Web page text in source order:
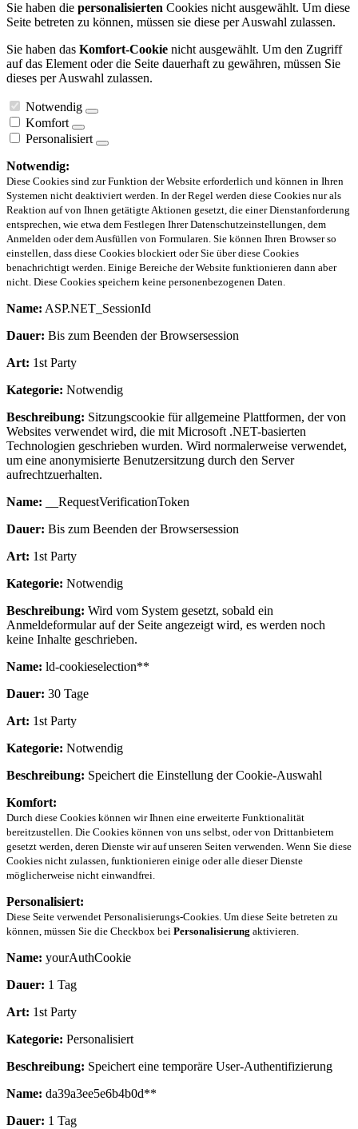
Sie haben die personalisierten Cookies nicht ausgewählt. Um diese
Seite betreten zu können, müssen sie diese per Auswahl zulassen.
Sie haben das Komfort-Cookie nicht ausgewählt. Um den Zugriff
auf das Element oder die Seite dauerhaft zu gewähren, müssen Sie
dieses per Auswahl zulassen.
Notwendig
Komfort
Personalisiert
Notwendig:
Diese Cookies sind zur Funktion der Website erforderlich und können in Ihren
Systemen nicht deaktiviert werden. In der Regel werden diese Cookies nur als
Reaktion auf von Ihnen getätigte Aktionen gesetzt, die einer Dienstanforderung
entsprechen, wie etwa dem Festlegen Ihrer Datenschutzeinstellungen, dem
Anmelden oder dem Ausfüllen von Formularen. Sie können Ihren Browser so
einstellen, dass diese Cookies blockiert oder Sie über diese Cookies
benachrichtigt werden. Einige Bereiche der Website funktionieren dann aber
nicht. Diese Cookies speichern keine personenbezogenen Daten.
Name: ASP.NET_SessionId
Dauer: Bis zum Beenden der Browsersession
Art: 1st Party
Kategorie: Notwendig
Beschreibung: Sitzungscookie für allgemeine Plattformen, der von
Websites verwendet wird, die mit Microsoft .NET-basierten
Technologien geschrieben wurden. Wird normalerweise verwendet,
um eine anonymisierte Benutzersitzung durch den Server
aufrechtzuerhalten.
Name: __RequestVerificationToken
Dauer: Bis zum Beenden der Browsersession
Art: 1st Party
Kategorie: Notwendig
Beschreibung: Wird vom System gesetzt, sobald ein
Anmeldeformular auf der Seite angezeigt wird, es werden noch
keine Inhalte geschrieben.
Name: ld-cookieselection**
Dauer: 30 Tage
Art: 1st Party
Kategorie: Notwendig
Beschreibung: Speichert die Einstellung der Cookie-Auswahl
Komfort:
Durch diese Cookies können wir Ihnen eine erweiterte Funktionalität
bereitzustellen. Die Cookies können von uns selbst, oder von Drittanbietern
gesetzt werden, deren Dienste wir auf unseren Seiten verwenden. Wenn Sie diese
Cookies nicht zulassen, funktionieren einige oder alle dieser Dienste
möglicherweise nicht einwandfrei.
Personalisiert:
Diese Seite verwendet Personalisierungs-Cookies. Um diese Seite betreten zu
können, müssen Sie die Checkbox bei Personalisierung aktivieren.
Name: yourAuthCookie
Dauer: 1 Tag
Art: 1st Party
Kategorie: Personalisiert
Beschreibung: Speichert eine temporäre User-Authentifizierung
Name: da39a3ee5e6b4b0d**
Dauer: 1 Tag